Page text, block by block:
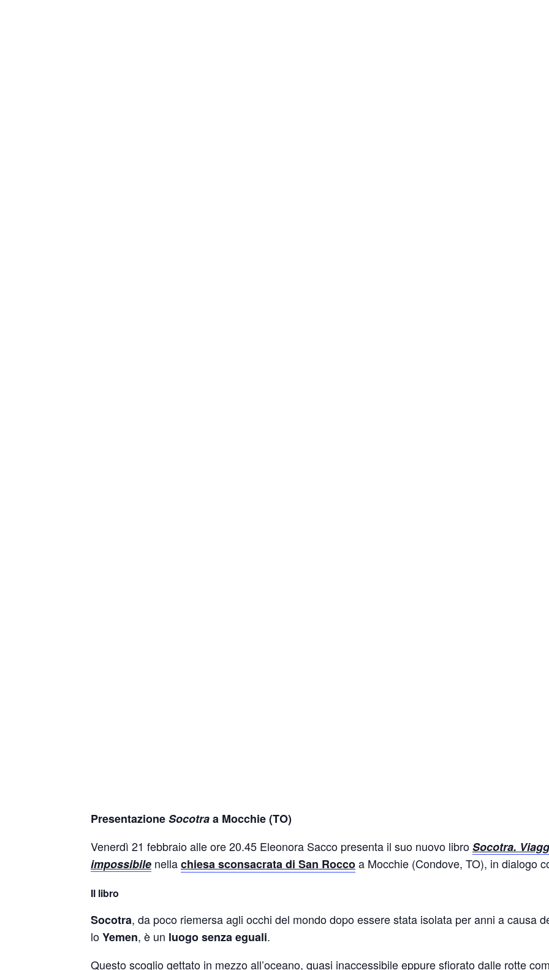
PresentazioneSocotraa Mocchie (TO)
Venerdì 21 febbraio alle ore 20.45 Eleonora Sacco presenta il suo nuovo libroSocotra.
impossibile nellachiesa sconsacrata di San Roccoa Mocchie (Condove, TO), in dialogo
Il libro
Socotra, da poco riemersa agli occhi del mondo dopo essere stata isolata per anni a causa
loYemen, è un luogo senza eguali.
Questo scoglio gettato in mezzo all’oceano, quasi inaccessibile eppure sfiorato dalle rotte